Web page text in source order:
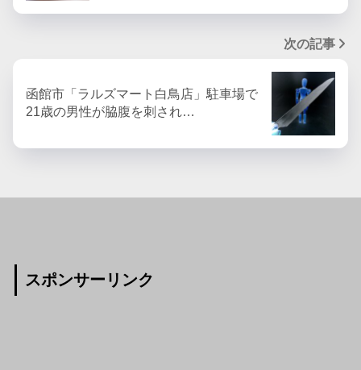
次の記事
函館市「ラルズマート白鳥店」駐車場で
21歳の男性が脇腹を刺され…
スポンサーリンク